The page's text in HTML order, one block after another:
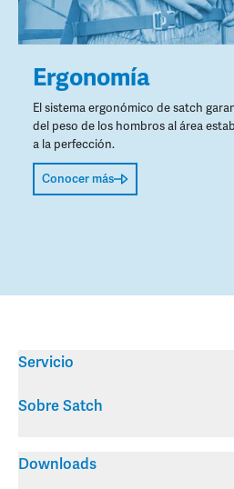
Ergonomía
El sistema ergonómico de satch
del peso de los hombros al área
a la perfección.
Conocer más
Servicio
Sobre Satch
Downloads